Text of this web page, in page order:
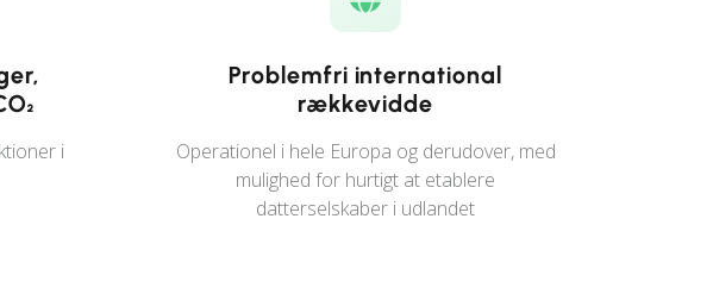
i
Problemfri international
rækkevidde
Operationel i hele Europa og derudover, med
mulighed for hurtigt at etablere
datterselskaber i udlandet